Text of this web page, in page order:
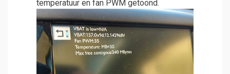
temperatuur en fan PWM getoond.